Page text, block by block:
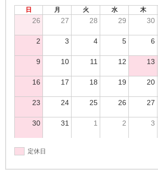
日 月 火 水 木
26 27 28 29 30
2 3 4 5 6
9 10 11 12 13
16 17 18 19 20
23 24 25 26 27
30 31 1 2 3
定休日